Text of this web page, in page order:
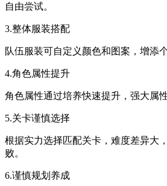
自由尝试。
3.整体服装搭配
队伍服装可自定义颜色和图案，增添
4.角色属性提升
角色属性通过培养快速提升，强大属
5.关卡谨慎选择
根据实力选择匹配关卡，难度差异大
败。
6.谨慎规划养成